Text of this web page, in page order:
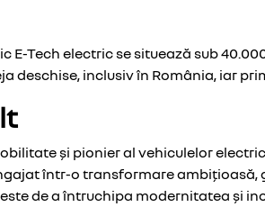
E-Tech electric se situează sub
deschise, inclusiv în România, iar
și pionier al vehiculelor
într-o transformare
de a întruchipa modernitatea și